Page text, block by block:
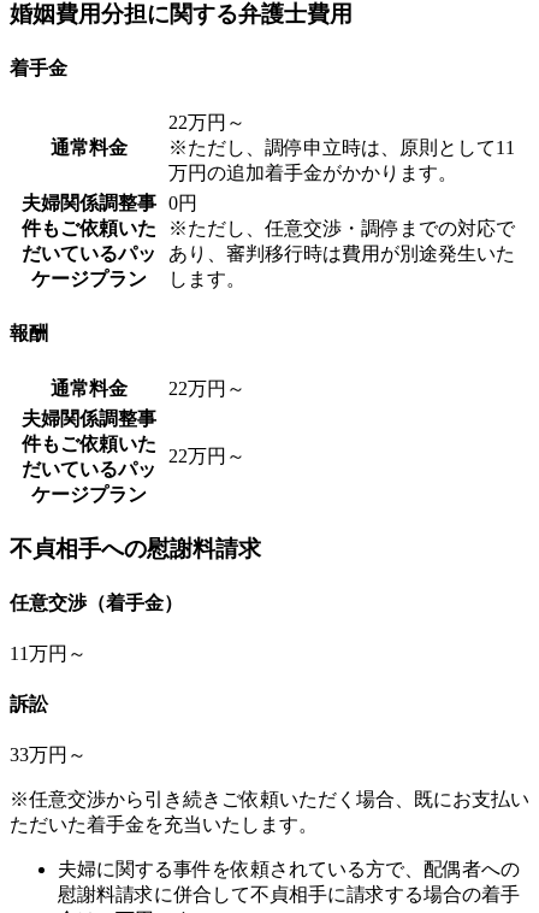
婚姻費用分担に関する弁護士費用
着手金
通常料金
22万円～
※ただし、調停申立時は、原則として11
万円の追加着手金がかかります。
夫婦関係調整事
件もご依頼いた
だいているパッ
ケージプラン
0円
※ただし、任意交渉・調停までの対応で
あり、審判移行時は費用が別途発生いた
します。
報酬
通常料金
22万円～
夫婦関係調整事
件もご依頼いた
だいているパッ
ケージプラン
22万円～
不貞相手への慰謝料請求
任意交渉（着手金）
11万円～
訴訟
33万円～
※任意交渉から引き続きご依頼いただく場合、既にお支払い
ただいた着手金を充当いたします。
夫婦に関する事件を依頼されている方で、配偶者への
慰謝料請求に併合して不貞相手に請求する場合の着手